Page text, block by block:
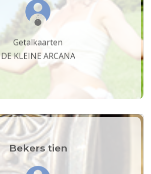
Getalkaarten
DE KLEINE ARCANA
Bekers tien